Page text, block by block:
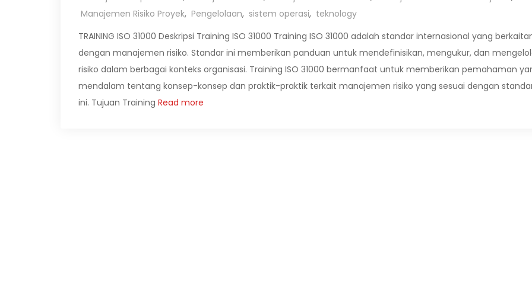
Manajemen Risiko Proyek, Pengelolaan, sistem operasi, teknology
TRAINING ISO 31000 Deskripsi Training ISO 31000 Training ISO 31000 adalah standar internasional yang
dengan manajemen risiko. Standar ini memberikan panduan untuk mendefinisikan, mengukur, dan
risiko dalam berbagai konteks organisasi. Training ISO 31000 bermanfaat untuk memberikan pemahaman
mendalam tentang konsep-konsep dan praktik-praktik terkait manajemen risiko yang sesuai dengan
ini. Tujuan Training Read more